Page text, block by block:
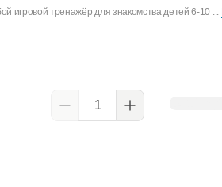
игровой тренажёр для знакомства детей 6-10 ...